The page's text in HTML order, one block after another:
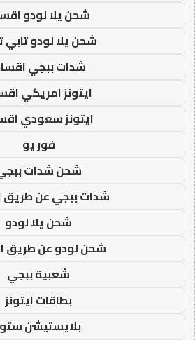
شحن يلا لودو
شحن يلا لودو تابي
شدات ببجي
ايتونز امريكي
ايتونز سعودي
فور يو
شحن شدات
شدات ببجي عن طريق
شحن يلا لودو
شحن لودو عن طريق
شعبية ببجي
بطاقات ايتونز
بلايستيشن